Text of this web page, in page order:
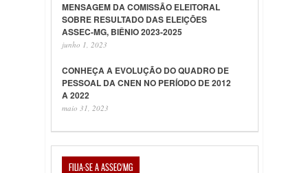
MENSAGEM DA COMISSÃO ELEITORAL
SOBRE RESULTADO DAS ELEIÇÕES
ASSEC-MG, BIÊNIO 2023-2025
junho 1, 2023
CONHEÇA A EVOLUÇÃO DO QUADRO DE
PESSOAL DA CNEN NO PERÍODO DE 2012
A 2022
maio 31, 2023
FILIA-SE A ASSEC/MG